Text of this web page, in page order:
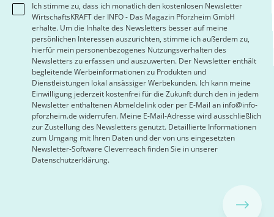
Ich stimme zu, dass ich monatlich den kostenlosen Newsletter
WirtschaftsKRAFT der INFO - Das Magazin Pforzheim GmbH
erhalte. Um die Inhalte des Newsletters besser auf meine
persönlichen Interessen auszurichten, stimme ich außerdem zu,
hierfür mein personenbezogenes Nutzungsverhalten des
Newsletters zu erfassen und auszuwerten. Der Newsletter enthält
begleitende Werbeinformationen zu Produkten und
Dienstleistungen lokal ansässiger Werbekunden. Ich kann meine
Einwilligung jederzeit kostenfrei für die Zukunft durch den in jedem
Newsletter enthaltenen Abmeldelink oder per E-Mail an info@info-
pforzheim.de widerrufen. Meine E-Mail-Adresse wird ausschließlich
zur Zustellung des Newsletters genutzt. Detaillierte Informationen
zum Umgang mit Ihren Daten und der von uns eingesetzten
Newsletter-Software Cleverreach finden Sie in unserer
Datenschutzerklärung.